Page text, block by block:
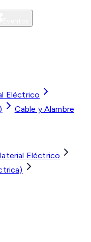
Eléctrico
Cable y Alambre
Eléctrico